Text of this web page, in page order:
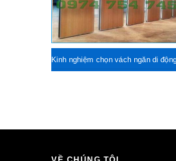
Kinh nghiệm chọn vách ngăn di